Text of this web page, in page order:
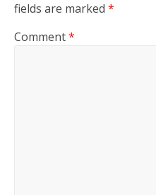
fields are marked *
Comment*